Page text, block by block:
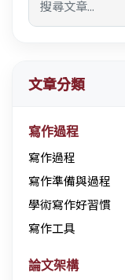
文章分類
寫作過程
寫作過程
寫作準備與過程
學術寫作好習慣
寫作工具
論文架構